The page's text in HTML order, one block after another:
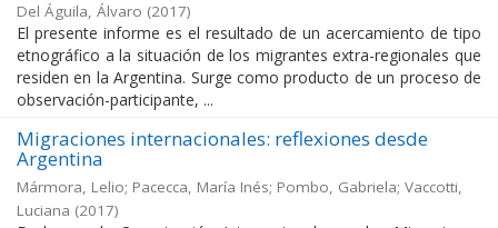
Del Águila, Álvaro (2017)
El presente informe es el resultado de un acercamiento de tipo
etnográfico a la situación de los migrantes extra-regionales que
residen en la Argentina. Surge como producto de un proceso de
observación-participante, ...
Migraciones internacionales: reflexiones desde
Argentina
Mármora, Lelio; Pacecca, María Inés; Pombo, Gabriela; Vaccotti,
Luciana (2017)